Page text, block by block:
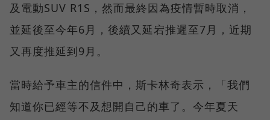
及電動SUV R1S，然而最終因為疫情暫時取消，
並延後至今年6月，後續又延宕推遲至7月，近期
又再度推延到9月。
當時給予車主的信件中，斯卡林奇表示，「我們
知道你已經等不及想開自己的車了。今年夏天